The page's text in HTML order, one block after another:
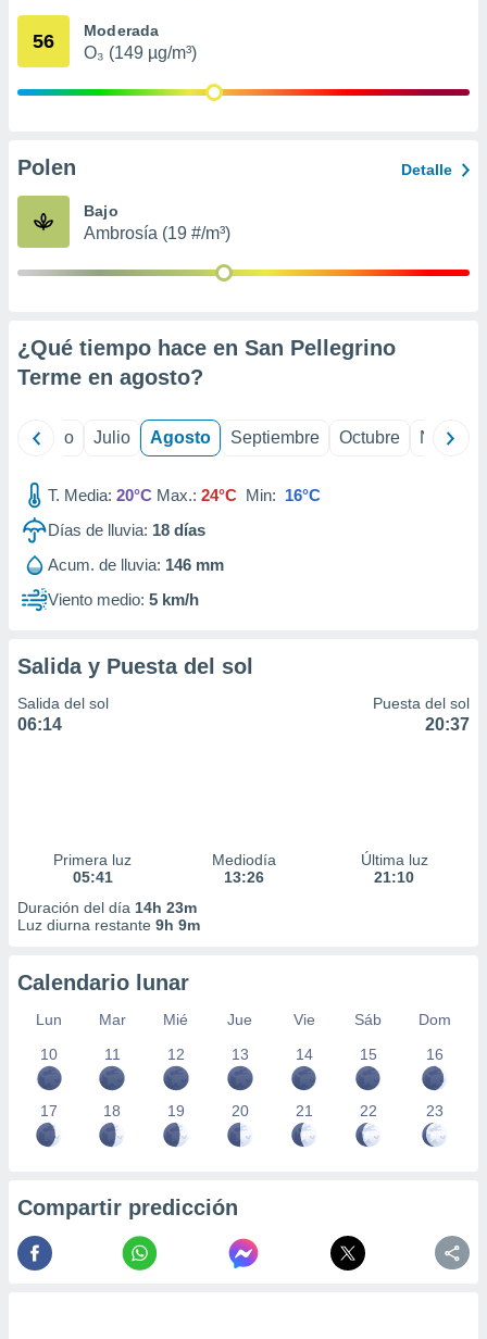
e
publicidad
1199
56 Moderada
O₃ (149 µg/m³)
Polen Detalle
Bajo
Ambrosía (19 #/m³)
¿Qué tiempo hace en San Pellegrino
Terme en agosto?
Junio Julio Agosto Septiembre Octubre
T. Media: 20°C Max.: 24°C Min: 16°C
Días de lluvia: 18 días
Acum. de lluvia: 146 mm
Viento medio: 5 km/h
Salida y Puesta del sol
Salida del sol
06:14
Puesta del sol
20:37
Primera luz
05:41
Mediodía
13:26
Última luz
21:10
Duración del día 14h 23m
Luz diurna restante 9h 9m
Calendario lunar
Lun Mar Mié Jue Vie Sáb
Dom
10
11 12 13 14 15 16
17 18 19 20 21 22 23
Compartir predicción